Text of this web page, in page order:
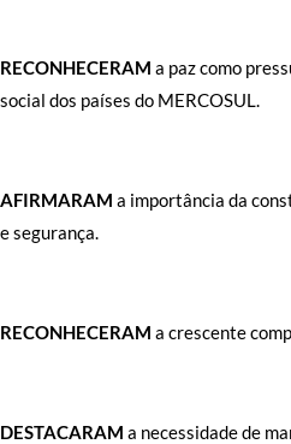
RECONHECERAM a paz como
social dos países do MERCOSUL.
AFIRMARAM a importância da
e segurança.
RECONHECERAM a crescente
DESTACARAM a necessidade de